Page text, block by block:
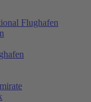
Flughafen